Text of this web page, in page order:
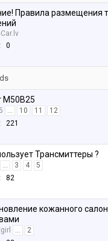
Правила размещения
0
M50B25
... 10 11
12
221
Трансмиттеры ?
... 3 4
5
82
кожанного
...
2